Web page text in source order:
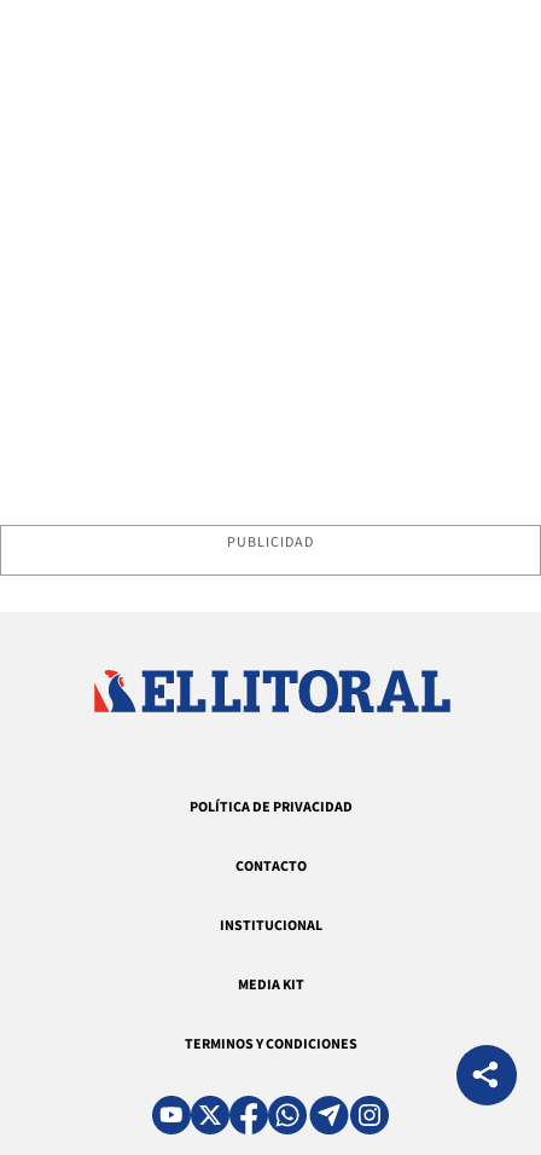
PUBLICIDAD
POLÍTICA DE PRIVACIDAD
CONTACTO
INSTITUCIONAL
MEDIA KIT
TERMINOS Y CONDICIONES